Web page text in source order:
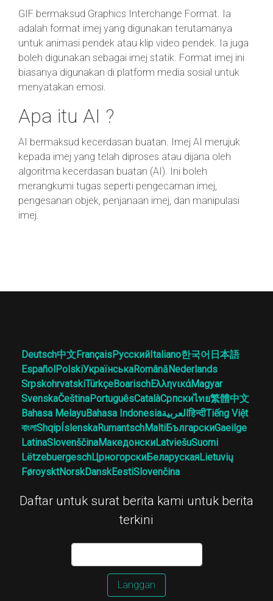
GIF bermaksud Graphics Interchange Format. Ia
adalah format imej yang digunakan terutamanya
untuk animasi pendek atau klip video pendek. Ia juga
boleh digunakan sebagai imej statik. Format imej ini
biasanya digunakan di platform media sosial untuk
menyatakan emosi.
Apa itu AI ?
AI bermaksud kecerdasan buatan. Imej AI merujuk
kepada imej yang telah diproses atau dijana oleh
algoritma kecerdasan buatan (AI). Ini boleh
merangkumi tugas seperti pengecaman imej,
pengesanan objek, penjanaan imej, dan manipulasi
imej.
Deutsch中文FrançaisРусскийItaliano한국어 日本語
EspañolPolskiУкраїнськаRomânăNederlands
SrpskohrvatskiTürkçeBoarischΕλληνικάMagyar
SvenskaČeštinaPortuguêsCatalàСрпскиไทย繁體中文
Bahasa MelayuBahasa Indonesiaالعربيةहिन्दीTiếng Việt
বাংলাShqipÍslenskaRumantschMaltiБългарскиGaeilge
LatinaSlovenščinaМакедонскиLatviešuSuomi
LëtzebuergeschЦрногорскиБеларускаяLietuvių
FøroysktNorskDanskEestiSlovenčina
Daftar untuk surat berita kami untuk berita
terkini
Langgan